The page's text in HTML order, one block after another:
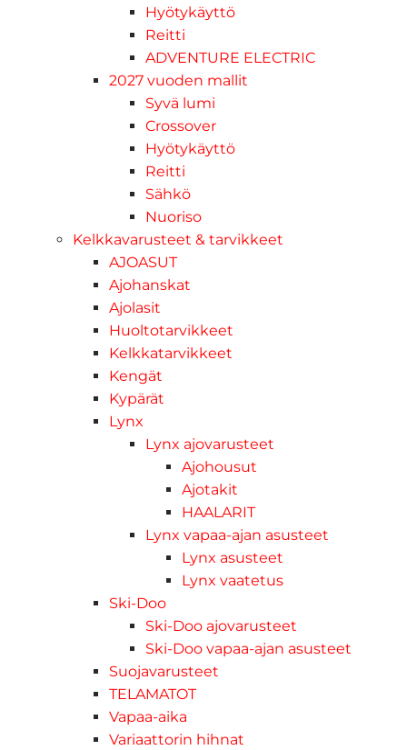
Hyötykäyttö
Reitti
ADVENTURE ELECTRIC
2027 vuoden mallit
Syvä lumi
Crossover
Hyötykäyttö
Reitti
Sähkö
Nuoriso
Kelkkavarusteet & tarvikkeet
AJOASUT
Ajohanskat
Ajolasit
Huoltotarvikkeet
Kelkkatarvikkeet
Kengät
Kypärät
Lynx
Lynx ajovarusteet
Ajohousut
Ajotakit
HAALARIT
Lynx vapaa-ajan asusteet
Lynx asusteet
Lynx vaatetus
Ski-Doo
Ski-Doo ajovarusteet
Ski-Doo vapaa-ajan asusteet
Suojavarusteet
TELAMATOT
Vapaa-aika
Variaattorin hihnat